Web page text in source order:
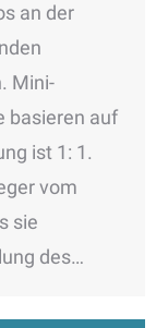
an der
Mini-
basieren auf
ist 1: 1.
vom
sie
des…